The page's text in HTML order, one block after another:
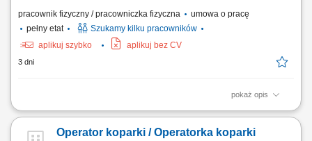
pracownik fizyczny / pracowniczka fizyczna
umowa o pracę
pełny etat
Szukamy kilku pracowników
aplikuj szybko
aplikuj bez CV
3 dni
pokaż opis
Opis stanowiska: Praca na koparce jednonaczyniowej; Po zakończeniu
Niemcy;
Operator koparki / Operatorka koparki